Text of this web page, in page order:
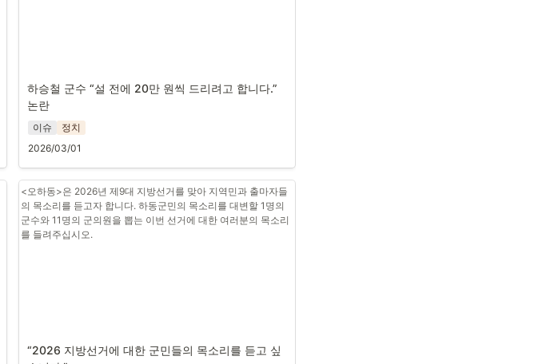
하승철 군수 “설 전에 20만 원씩 드리려고 합니다.”
논란
이슈
정치
2026/03/01
<오하동>은 2026년 제9대 지방선거를 맞아 지역민과 출마자들
의 목소리를 듣고자 합니다. 하동군민의 목소리를 대변할 1명의
군수와 11명의 군의원을 뽑는 이번 선거에 대한 여러분의 목소리
를 들려주십시오.
“2026 지방선거에 대한 군민들의 목소리를 듣고 싶